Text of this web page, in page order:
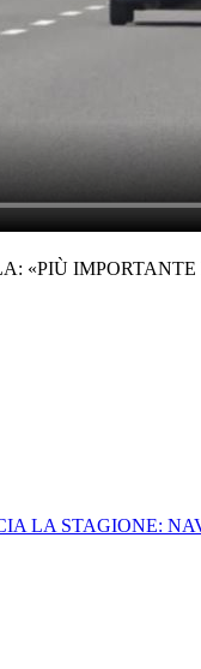
«PIÙ
LA STAGIONE: